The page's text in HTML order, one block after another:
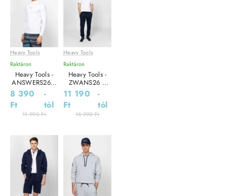
Leárazás
Heavy Tools
Raktáron
Heavy Tools -
ANSWERS26 /
WHITE -
Technikai Férfi
8 390
Ft
-
tól
11 990 Ft
Leárazás
Heavy Tools
Raktáron
Heavy Tools -
ZWANS26 /
NAVY - Férfi
melegítő nadrág
11 190
Ft
-
tól
15 990 Ft